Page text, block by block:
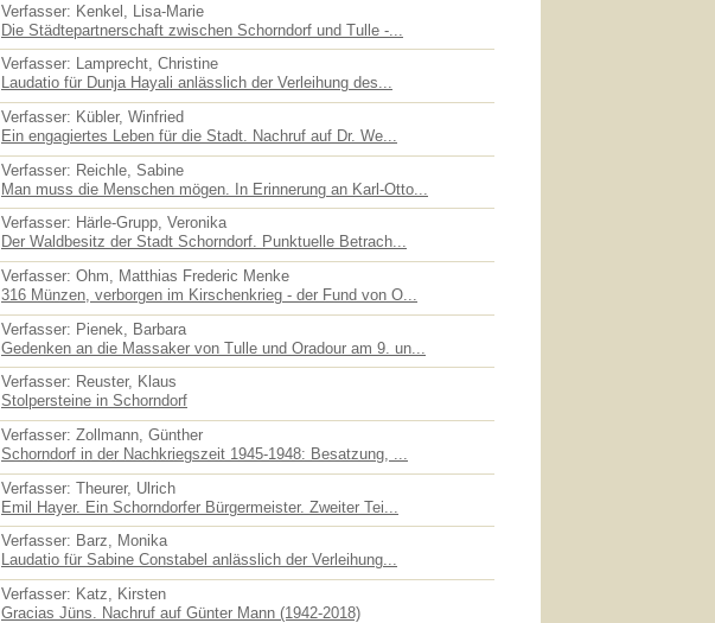
Verfasser: Kenkel, Lisa-Marie
Die Städtepartnerschaft zwischen Schorndorf und Tulle -...
Verfasser: Lamprecht, Christine
Laudatio für Dunja Hayali anlässlich der Verleihung des...
Verfasser: Kübler, Winfried
Ein engagiertes Leben für die Stadt. Nachruf auf Dr. We...
Verfasser: Reichle, Sabine
Man muss die Menschen mögen. In Erinnerung an Karl-Otto...
Verfasser: Härle-Grupp, Veronika
Der Waldbesitz der Stadt Schorndorf. Punktuelle Betrach...
Verfasser: Ohm, Matthias Frederic Menke
316 Münzen, verborgen im Kirschenkrieg - der Fund von O...
Verfasser: Pienek, Barbara
Gedenken an die Massaker von Tulle und Oradour am 9. un...
Verfasser: Reuster, Klaus
Stolpersteine in Schorndorf
Verfasser: Zollmann, Günther
Schorndorf in der Nachkriegszeit 1945-1948: Besatzung, ...
Verfasser: Theurer, Ulrich
Emil Hayer. Ein Schorndorfer Bürgermeister. Zweiter Tei...
Verfasser: Barz, Monika
Laudatio für Sabine Constabel anlässlich der Verleihung...
Verfasser: Katz, Kirsten
Gracias Jüns. Nachruf auf Günter Mann (1942-2018)